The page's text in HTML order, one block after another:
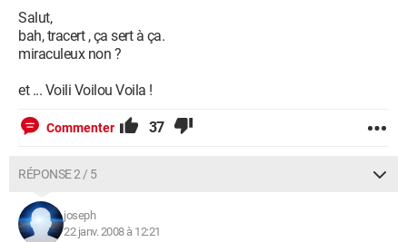
Salut,
bah, tracert , ça sert à ça.
miraculeux non ?
et ... Voili Voilou Voila !
Commenter 37
RÉPONSE 2 / 5
joseph
22 janv. 2008 à 12:21